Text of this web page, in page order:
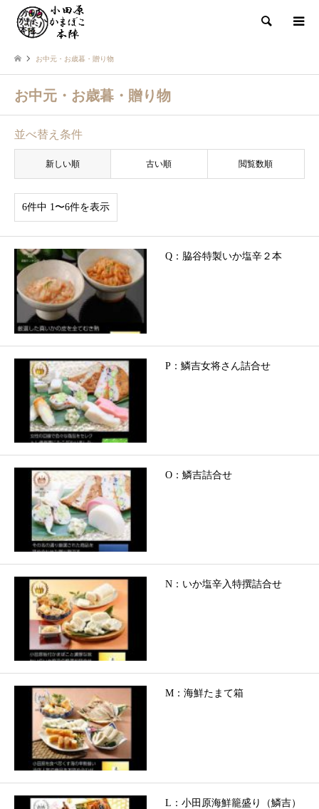
検索
お中元・お歳暮・贈り物
お中元・お歳暮・贈り物
並べ替え条件
新しい順 古い順 閲覧数順
6件中 1〜6件を表示
Q：脇谷特製いか塩辛２本
P：鱗吉女将さん詰合せ
O：鱗吉詰合せ
N：いか塩辛入特撰詰合せ
M：海鮮たまて箱
L：小田原海鮮籠盛り（鱗吉）